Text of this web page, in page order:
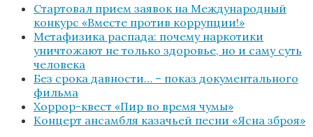
Стартовал прием заявок на Международный
конкурс «Вместе против коррупции!»
Метафизика распада: почему наркотики
уничтожают не только здоровье, но и саму суть
человека
Без срока давности… – показ документального
фильма
Хоррор-квест «Пир во время чумы»
Концерт ансамбля казачьей песни «Ясна зброя»